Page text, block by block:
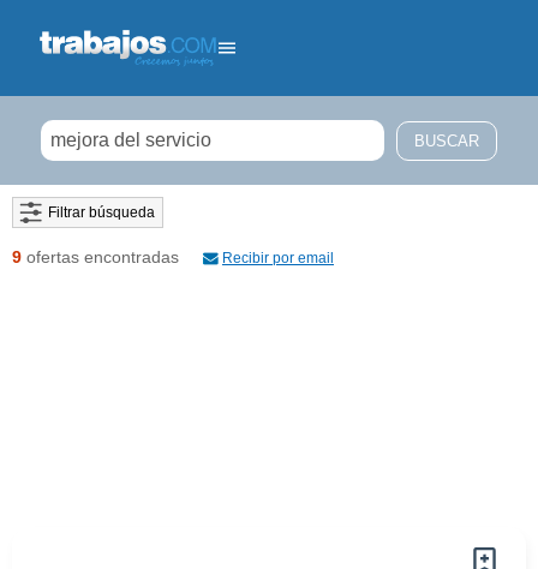
Filtrar búsqueda
9 ofertas encontradas Recibir por email